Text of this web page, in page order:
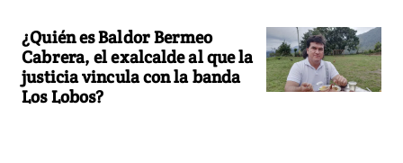
¿Quién es Baldor Bermeo
Cabrera, el exalcalde al que la
justicia vincula con la banda
Los Lobos?